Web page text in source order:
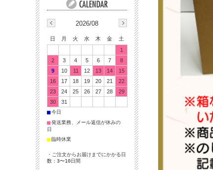
2026/08
日 月 火 水 木 金
土
1
2
3 4 5 6 7
8
9
10 11 12 13 14
15
16
17 18 19 20 21
22
23
24 25 26 27 28
29
30
31
■今日
■発送業務、メール返信が休みの
日
■臨時休業
・ご注文からお届けまでにかかる日
数：3〜10日間